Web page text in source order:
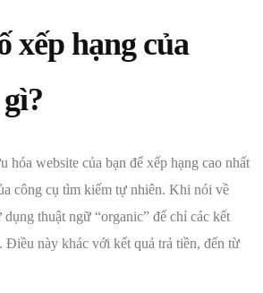
xếp hạng của
hóa website của bạn để xếp hạng cao nhất
công cụ tìm kiếm tự nhiên. Khi nói về
thuật ngữ “organic” để chỉ các kết
Điều này khác với kết quả trả tiền, đến từ